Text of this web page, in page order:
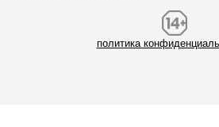
политика